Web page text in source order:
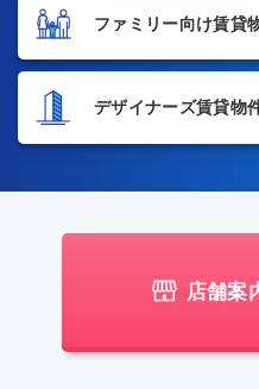
ファミリー向け賃貸
デザイナーズ賃貸物
店舗案